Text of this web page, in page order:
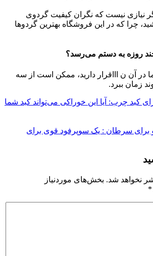
نیازی نیست که نگران کیفیت گردوی
چرا که در این فروشگاه بهترین گردوها
روزه به دستم می‌رسد؟
آن ن اااقرار دارید، ممکن است از سه
زمان ببرد.
کبد چرب: آیا این خوراکی می‌تواند کبد شما
برای سرطان : یک سوپرفود قوی برای
نخواهد شد. بخش‌های موردنیاز
*